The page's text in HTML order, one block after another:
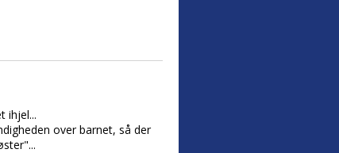
ihjel...
over barnet, så der